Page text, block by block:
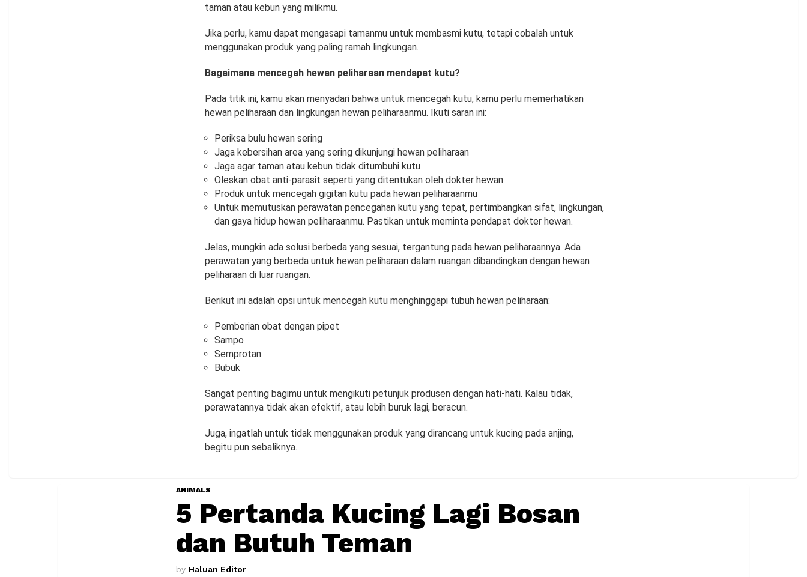
taman atau kebun yang milikmu.
Jika perlu, kamu dapat mengasapi tamanmu untuk membasmi kutu, tetapi cobalah untuk
menggunakan produk yang paling ramah lingkungan.
Bagaimana mencegah hewan peliharaan mendapat kutu?
Pada titik ini, kamu akan menyadari bahwa untuk mencegah kutu, kamu perlu memerhatikan
hewan peliharaan dan lingkungan hewan peliharaanmu. Ikuti saran ini:
Periksa bulu hewan sering
Jaga kebersihan area yang sering dikunjungi hewan peliharaan
Jaga agar taman atau kebun tidak ditumbuhi kutu
Oleskan obat anti-parasit seperti yang ditentukan oleh dokter hewan
Produk untuk mencegah gigitan kutu pada hewan peliharaanmu
Untuk memutuskan perawatan pencegahan kutu yang tepat, pertimbangkan sifat, lingkungan,
dan gaya hidup hewan peliharaanmu. Pastikan untuk meminta pendapat dokter hewan.
Jelas, mungkin ada solusi berbeda yang sesuai, tergantung pada hewan peliharaannya. Ada
perawatan yang berbeda untuk hewan peliharaan dalam ruangan dibandingkan dengan hewan
peliharaan di luar ruangan.
Berikut ini adalah opsi untuk mencegah kutu menghinggapi tubuh hewan peliharaan:
Pemberian obat dengan pipet
Sampo
Semprotan
Bubuk
Sangat penting bagimu untuk mengikuti petunjuk produsen dengan hati-hati. Kalau tidak,
perawatannya tidak akan efektif, atau lebih buruk lagi, beracun.
Juga, ingatlah untuk tidak menggunakan produk yang dirancang untuk kucing pada anjing,
begitu pun sebaliknya.
ANIMALS
5 Pertanda Kucing Lagi Bosan
dan Butuh Teman
by Haluan Editor